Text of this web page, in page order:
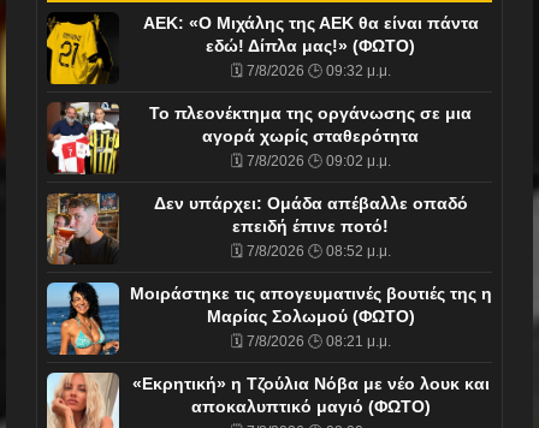
ΑΕΚ: «Ο Μιχάλης της ΑΕΚ θα είναι πάντα
εδώ! Δίπλα μας!» (ΦΩΤΟ)
🗓️ 7/8/2026 🕒 09:32 μ.μ.
Το πλεονέκτημα της οργάνωσης σε μια
αγορά χωρίς σταθερότητα
🗓️ 7/8/2026 🕒 09:02 μ.μ.
Δεν υπάρχει: Ομάδα απέβαλλε οπαδό
επειδή έπινε ποτό!
🗓️ 7/8/2026 🕒 08:52 μ.μ.
Mοιράστηκε τις απογευματινές βουτιές της η
Μαρίας Σολωμού (ΦΩΤΟ)
🗓️ 7/8/2026 🕒 08:21 μ.μ.
«Εκρητική» η Τζούλια Νόβα με νέο λουκ και
αποκαλυπτικό μαγιό (ΦΩΤΟ)